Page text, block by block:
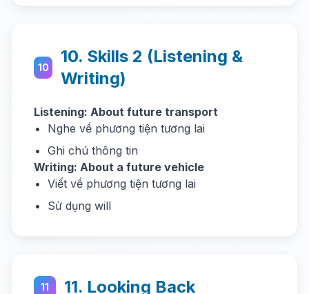
10
10. Skills 2 (Listening &
Writing)
Listening: About future transport
Nghe về phương tiện tương lai
Ghi chú thông tin
Writing: About a future vehicle
Viết về phương tiện tương lai
Sử dụng will
11 11. Looking Back